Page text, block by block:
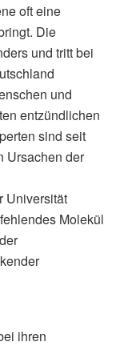
oft eine
Die
und tritt bei
und
entzündlichen
sind seit
Ursachen der
Universität
Molekül
ihren